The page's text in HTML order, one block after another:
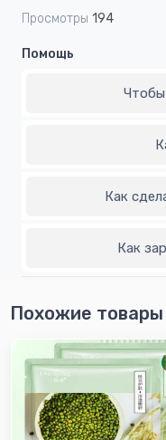
Просмотры 194
Помощь
Чтобы
Как
Как
Похожие товары